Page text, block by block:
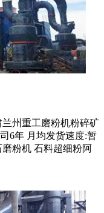
州重工磨粉机粉碎矿
6年 月均发货速度:暂
粉机 石料超细粉阿